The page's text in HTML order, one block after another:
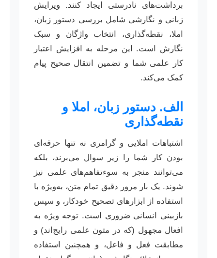
برداشت‌های نادرستی ایجاد کنند. ویرایش
زبانی و نگارشی شامل بررسی دستور زبان،
املا، نقطه‌گذاری، انتخاب واژگان و سبک
نگارش است. این مرحله به افزایش اعتبار
کار علمی شما و تضمین انتقال صحیح پیام
کمک می‌کند.
الف. دستور زبان، املا و
نقطه‌گذاری
اشتباهات املایی و گرامری نه تنها حرفه‌ای
بودن کار شما را زیر سوال می‌برند، بلکه
می‌توانند منجر به سوءتفاهم‌های علمی نیز
شوند. یک بار مرور دقیق تمام متن، به‌ویژه با
استفاده از ابزارهای تصحیح خودکار، و سپس
بازبینی انسانی ضروری است. توجه ویژه به
افعال مجهول (که در متون علمی رایج‌اند) و
مطابقت فعل و فاعل، و همچنین استفاده